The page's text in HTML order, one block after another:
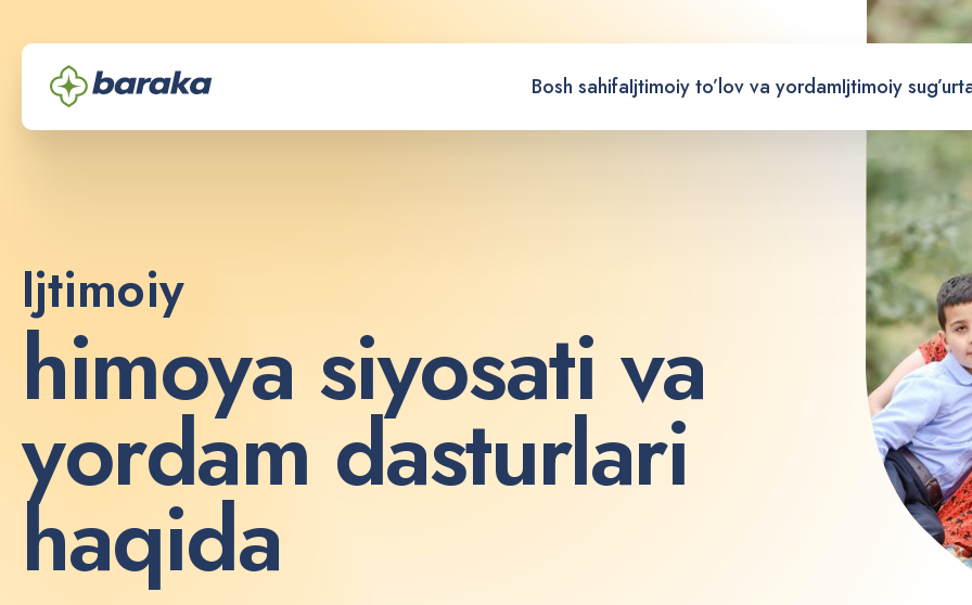
Bosh sahifaIjtimoiy to’lov va yordamIjtimoiy
Ijtimoiy
himoya siyosati va
yordam dasturlari
haqida